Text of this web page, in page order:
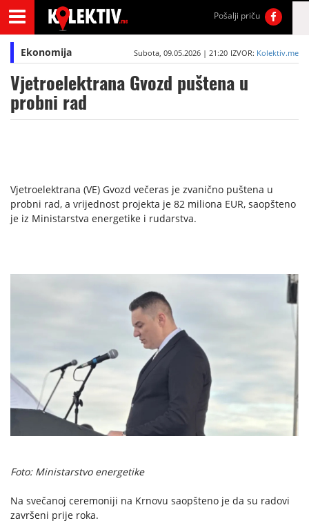
Pošalji priču
Ekonomija Subota, 09.05.2026 | 21:20 IZVOR: Kolektiv.me
Vjetroelektrana Gvozd puštena u
probni rad
Vjetroelektrana (VE) Gvozd večeras je zvanično puštena u
probni rad, a vrijednost projekta je 82 miliona EUR, saopšteno
je iz Ministarstva energetike i rudarstva.
Foto: Ministarstvo energetike
Na svečanoj ceremoniji na Krnovu saopšteno je da su radovi
završeni prije roka.